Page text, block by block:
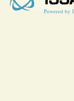
Powered by